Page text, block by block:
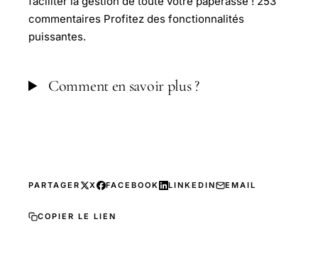
commentaires Profitez des fonctionnalités
puissantes.
Comment en savoir plus ?
PARTAGER X FACEBOOK LINKEDIN EMAIL
COPIER LE LIEN